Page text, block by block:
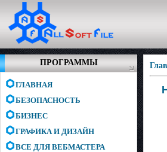
ПРОГРАММЫ
ГЛАВНАЯ
БЕЗОПАСНОСТЬ
БИЗНЕС
ГРАФИКА И ДИЗАЙН
ВСЕ ДЛЯ ВЕБМАСТЕРА